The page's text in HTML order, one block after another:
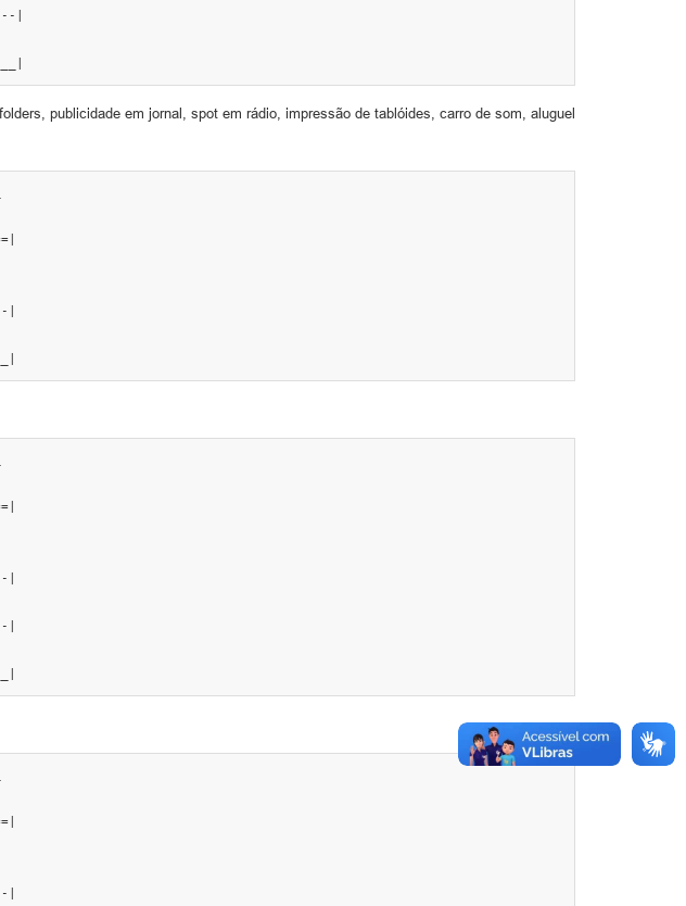
|
publicidade em jornal, spot em rádio, impressão de tablóides, carro de som, aluguel
|
|
|
|